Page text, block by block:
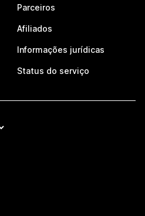
Parceiros
Afiliados
Informações jurídicas
Status do serviço